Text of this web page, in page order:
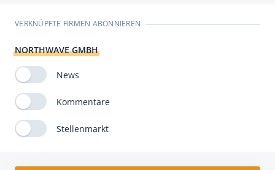
VERKNÜPFTE FIRMEN ABONNIEREN
NORTHWAVE GMBH
News
Kommentare
Stellenmarkt